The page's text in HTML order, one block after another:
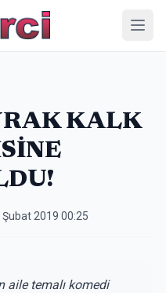
KALK
Şubat 2019 00:25
aile temalı komedi